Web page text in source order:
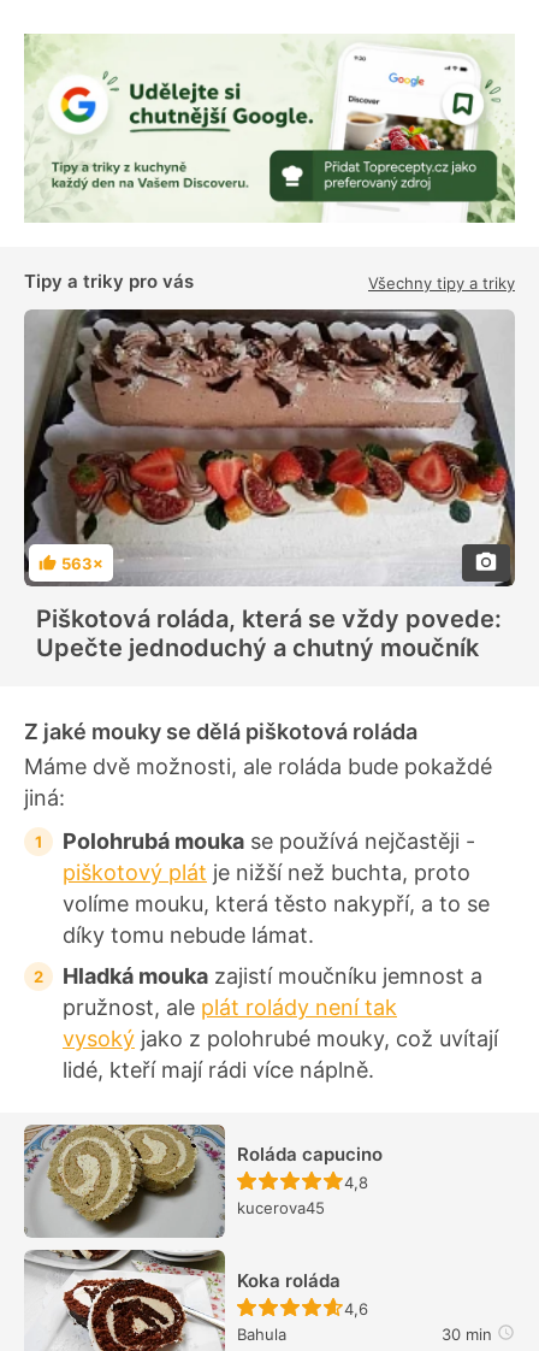
Tipy a triky pro vás Všechny tipy a triky
H
o
n
o
c
e
563×
Piškotová roláda, která se vždy povede:
Upečte jednoduchý a chutný moučník
Z jaké mouky se dělá piškotová roláda
Máme dvě možnosti, ale roláda bude pokaždé
jiná:
Polohrubá mouka se používá nejčastěji -
piškotový plát je nižší než buchta, proto
volíme mouku, která těsto nakypří, a to se
díky tomu nebude lámat.
Hladká mouka zajistí moučníku jemnost a
pružnost, ale plát rolády není tak
vysoký jako z polohrubé mouky, což uvítají
lidé, kteří mají rádi více náplně.
Roláda capucino
Recept ještě nebyl
4,8
kucerova45
Koka roláda
Recept ještě nebyl
4,6
Bahula
30 min